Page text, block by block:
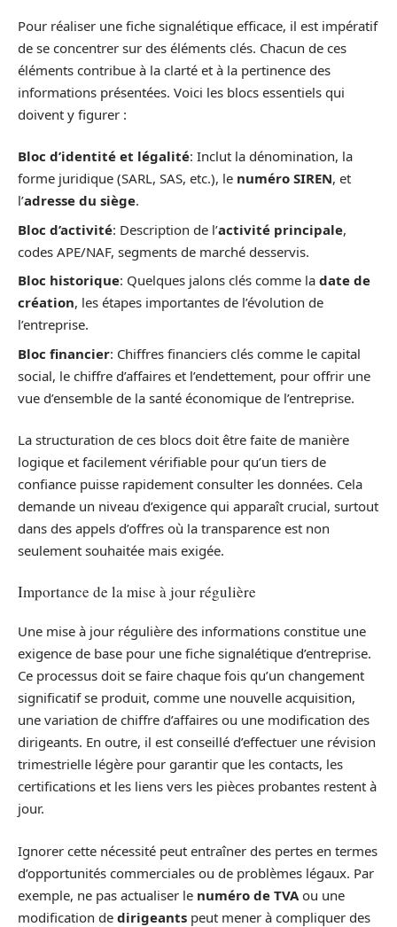
Pour réaliser une fiche signalétique efficace, il est impératif
de se concentrer sur des éléments clés. Chacun de ces
éléments contribue à la clarté et à la pertinence des
informations présentées. Voici les blocs essentiels qui
doivent y figurer :
Bloc d’identité et légalité: Inclut la dénomination, la
forme juridique (SARL, SAS, etc.), le numéro SIREN, et
l’adresse du siège.
Bloc d’activité: Description de l’activité principale,
codes APE/NAF, segments de marché desservis.
Bloc historique: Quelques jalons clés comme la date de
création, les étapes importantes de l’évolution de
l’entreprise.
Bloc financier: Chiffres financiers clés comme le capital
social, le chiffre d’affaires et l’endettement, pour offrir une
vue d’ensemble de la santé économique de l’entreprise.
La structuration de ces blocs doit être faite de manière
logique et facilement vérifiable pour qu’un tiers de
confiance puisse rapidement consulter les données. Cela
demande un niveau d’exigence qui apparaît crucial, surtout
dans des appels d’offres où la transparence est non
seulement souhaitée mais exigée.
Importance de la mise à jour régulière
Une mise à jour régulière des informations constitue une
exigence de base pour une fiche signalétique d’entreprise.
Ce processus doit se faire chaque fois qu’un changement
significatif se produit, comme une nouvelle acquisition,
une variation de chiffre d’affaires ou une modification des
dirigeants. En outre, il est conseillé d’effectuer une révision
trimestrielle légère pour garantir que les contacts, les
certifications et les liens vers les pièces probantes restent à
jour.
Ignorer cette nécessité peut entraîner des pertes en termes
d’opportunités commerciales ou de problèmes légaux. Par
exemple, ne pas actualiser le numéro de TVA ou une
modification de dirigeants peut mener à compliquer des